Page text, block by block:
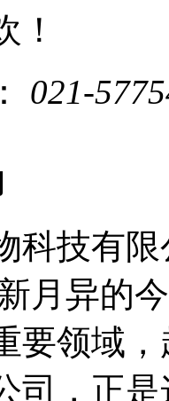
！
021-
科技有
月异的
要领域
司，正